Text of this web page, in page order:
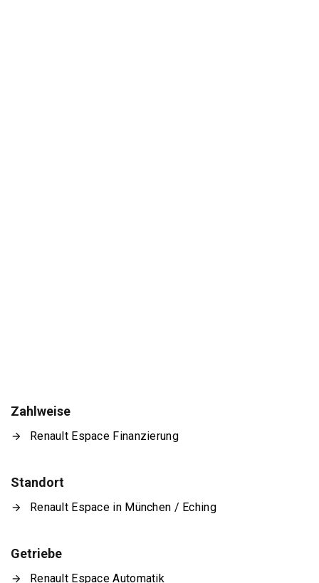
Zahlweise
Renault Espace Finanzierung
Standort
Renault Espace in München / Eching
Getriebe
Renault Espace Automatik